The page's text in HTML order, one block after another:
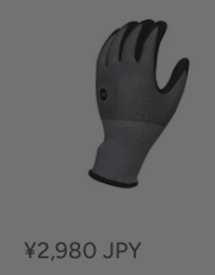
セ
¥2,980 JPY